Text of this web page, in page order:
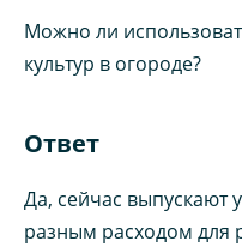
Можно ли
культур в огороде?
Ответ
Да, сейчас выпускают
разным расходом для